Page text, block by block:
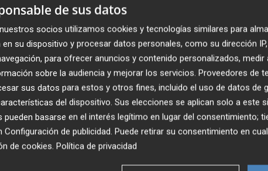
de sus datos
socios utilizamos cookies y tecnologías similares para
su dispositivo y procesar datos personales, como su dirección
para ofrecer anuncios y contenido personalizados, medir
sobre la audiencia y mejorar los servicios. Proveedores de
sus datos para estos y otros fines, incluido el uso de datos de
del dispositivo. Sus elecciones se aplican solo a este
pueden basarse en el interés legítimo en lugar del consentimiento;
Configuración de publicidad. Puede retirar su consentimiento en
de cookies. Política de privacidad